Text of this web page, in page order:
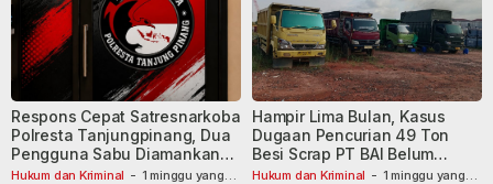
Hukum dan Kriminal - 1 minggu yang
Respons Cepat Satresnarkoba
Polresta Tanjungpinang, Dua
Pengguna Sabu Diamankan
Usai Dilaporkan ke Call Center
Hukum dan Kriminal - 1 minggu yang
Hampir Lima Bulan, Kasus
Dugaan Pencurian 49 Ton
Besi Scrap PT BAI Belum
Tetapkan Tersangka